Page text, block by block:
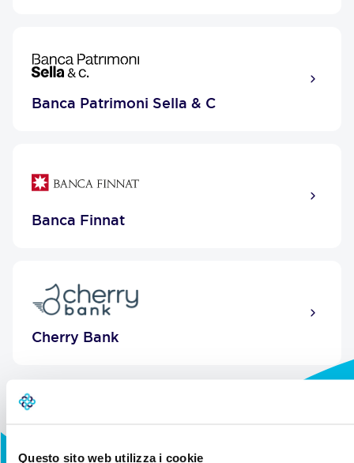
Questo sito web utilizza i cookie
Banca Patrimoni Sella & C
Banca Finnat
Cherry Bank